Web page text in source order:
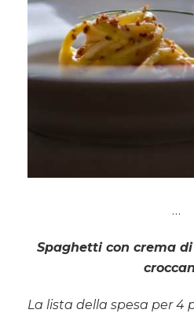
…
Spaghetti con crema
La lista della spesa per 4